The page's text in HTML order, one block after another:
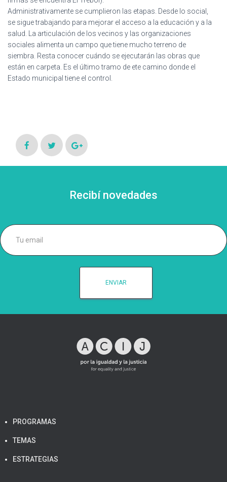
Administrativamente se cumplieron las etapas. Desde lo social,
se sigue trabajando para mejorar el acceso a la educación y a la
salud. La articulación de los vecinos y las organizaciones
sociales alimenta un campo que tiene mucho terreno de
siembra. Resta conocer cuándo se ejecutarán las obras que
están en carpeta. Es el último tramo de ete camino donde el
Estado municipal tiene el control.
Recibí novedades
PROGRAMAS
TEMAS
ESTRATEGIAS